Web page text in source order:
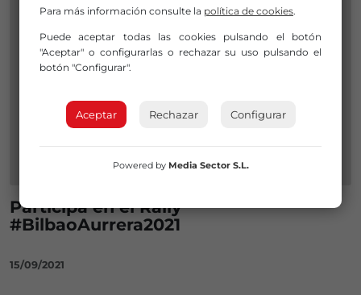
Participa en el Rally
#BilbaoAurrera2021
15/09/2021
Para más información consulte la política de cookies.
Puede aceptar todas las cookies pulsando el botón
"Aceptar" o configurarlas o rechazar su uso pulsando el
botón "Configurar".
Aceptar Rechazar Configurar
Powered by Media Sector S.L.